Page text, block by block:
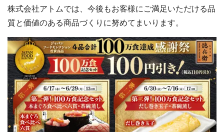
株式会社アトムでは、今後もお客様にご満足いただける品
質と価値のある商品づくりに努めてまいります。